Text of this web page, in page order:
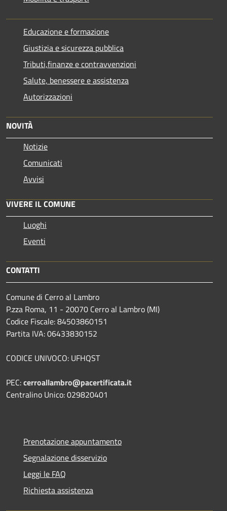
Educazione e formazione
Giustizia e sicurezza pubblica
Tributi,finanze e contravvenzioni
Salute, benessere e assistenza
Autorizzazioni
NOVITÀ
Notizie
Comunicati
Avvisi
VIVERE IL COMUNE
Luoghi
Eventi
CONTATTI
Comune di Cerro al Lambro
P.zza Roma, 11 - 20070 Cerro al Lambro (MI)
Codice Fiscale: 84503860151
Partita IVA: 06433830152
CODICE UNIVOCO: UFHQST
PEC:cerroallambro@pacertificata.it
Centralino Unico: 029820401
Prenotazione appuntamento
Segnalazione disservizio
Leggi le FAQ
Richiesta assistenza